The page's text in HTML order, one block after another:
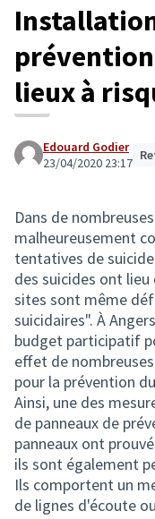
lieux à
Edouard Godier
23/04/2020 23:17
Dans de
malheureusement
tentatives de
des suicides ont
sites sont même
suicidaires". À
budget participatif
effet de
pour la prévention
Ainsi, une des
de panneaux de
panneaux ont
ils sont également
Ils comportent un
de lignes d'écoute